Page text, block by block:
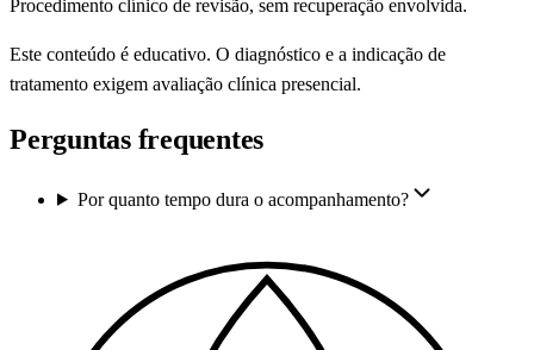
Procedimento clínico de revisão, sem recuperação envolvida.
Este conteúdo é educativo. O diagnóstico e a indicação de
tratamento exigem avaliação clínica presencial.
Perguntas frequentes
Por quanto tempo dura o acompanhamento?